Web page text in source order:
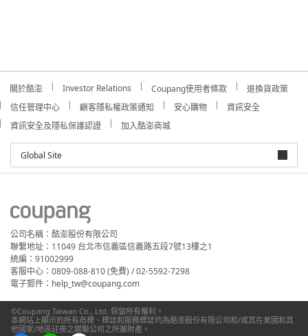
關於酷澎 Investor Relations Coupang使用者條款
退換貨政策
信任管理中心
顧客隱私權政策通知 安心購物
資訊安全
資訊安全及隱私保護認證
加入酷澎商城
Global Site
公司名稱：酷澎股份有限公司
聯繫地址：11049 台北市信義區信義路五段7號13樓之1
統編：91002999
客服中心：0809-088-810 (免費) / 02-5592-7298
電子郵件：help_tw@coupang.com
©Coupang Taiwan Co., Ltd. 保留所有權利。
本網站上顯示的所有商標、標誌和服務標誌均為酷澎股份有限公司和/或其在美國和其
他國家/地區註冊之關聯公司之所屬財產。